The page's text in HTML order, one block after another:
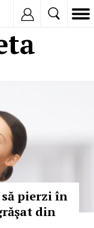
pierzi în
din